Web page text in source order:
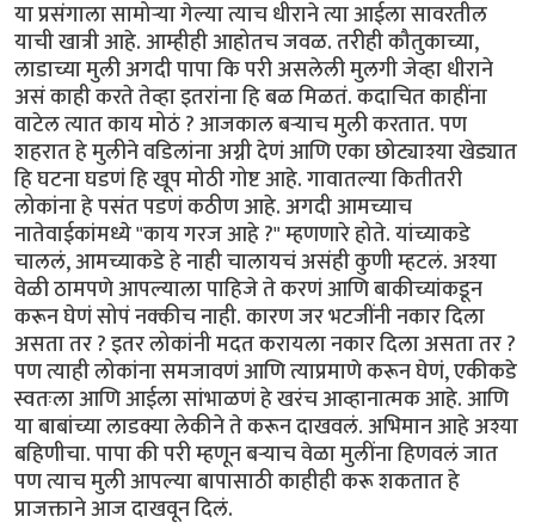
या प्रसंगाला सामोऱ्या गेल्या त्याच धीराने त्या आईला सावरतील
याची खात्री आहे. आम्हीही आहोतच जवळ. तरीही कौतुकाच्या,
लाडाच्या मुली अगदी पापा कि परी असलेली मुलगी जेव्हा धीराने
असं काही करते तेव्हा इतरांना हि बळ मिळतं. कदाचित काहींना
वाटेल त्यात काय मोठं ? आजकाल बऱ्याच मुली करतात. पण
शहरात हे मुलीने वडिलांना अग्नी देणं आणि एका छोट्याश्या खेड्यात
हि घटना घडणं हि खूप मोठी गोष्ट आहे. गावातल्या कितीतरी
लोकांना हे पसंत पडणं कठीण आहे. अगदी आमच्याच
नातेवाईकांमध्ये "काय गरज आहे ?" म्हणणारे होते. यांच्याकडे
चाललं, आमच्याकडे हे नाही चालायचं असंही कुणी म्हटलं. अश्या
वेळी ठामपणे आपल्याला पाहिजे ते करणं आणि बाकीच्यांकडून
करून घेणं सोपं नक्कीच नाही. कारण जर भटजींनी नकार दिला
असता तर ? इतर लोकांनी मदत करायला नकार दिला असता तर ?
पण त्याही लोकांना समजावणं आणि त्याप्रमाणे करून घेणं, एकीकडे
स्वतःला आणि आईला सांभाळणं हे खरंच आव्हानात्मक आहे. आणि
या बाबांच्या लाडक्या लेकीने ते करून दाखवलं. अभिमान आहे अश्या
बहिणीचा. पापा की परी म्हणून बऱ्याच वेळा मुलींना हिणवलं जात
पण त्याच मुली आपल्या बापासाठी काहीही करू शकतात हे
प्राजक्ताने आज दाखवून दिलं.